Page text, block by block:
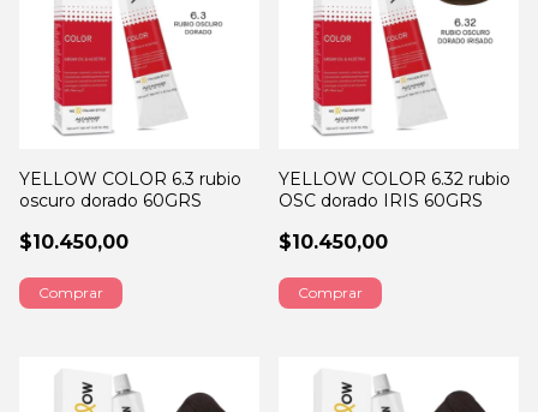
YELLOW COLOR 6.3 rubio
oscuro dorado 60GRS
$10.450,00
YELLOW COLOR 6.32 rubio
OSC dorado IRIS 60GRS
$10.450,00